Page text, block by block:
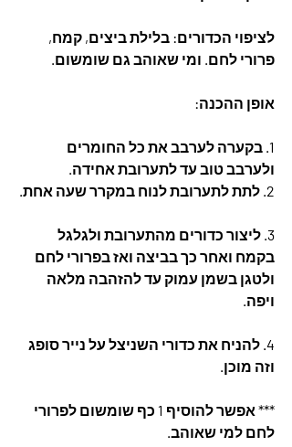
לציפוי הכדורים: בלילת ביצים, קמח,
פרורי לחם. ומי שאוהב גם שומשום.
אופן ההכנה:
1. בקערה לערבב את כל החומרים
ולערבב טוב עד לתערובת אחידה.
2. לתת לתערובת לנוח במקרר שעה אחת.
3. ליצור כדורים מהתערובת ולגלגל
בקמח ואחר כך בביצה ואז בפרורי לחם
ולטגן בשמן עמוק עד להזהבה מלאה
ויפה.
4. להניח את כדורי השניצל על נייר סופג
וזה מוכן.
*** אפשר להוסיף 1 כף שומשום לפרורי
לחם למי שאוהב.